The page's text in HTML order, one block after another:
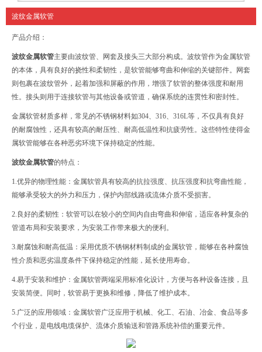
波纹金属软管
产品介绍：
波纹金属软管主要由波纹管、网套及接头三大部分构成。波纹管作为金属软管
的本体，具有良好的挠性和柔韧性，是软管能够弯曲和伸缩的关键部件。网套
则包裹在波纹管外，起着加强和屏蔽的作用，增强了软管的整体强度和耐用
性。接头则用于连接软管与其他设备或管道，确保系统的连贯性和密封性。
金属软管材质多样，常见的不锈钢材料如304、316、316L等，不仅具有良好
的耐腐蚀性，还具有较高的耐压性、耐高低温性和抗疲劳性。这些特性使得金
属软管能够在各种恶劣环境下保持稳定的性能。
波纹金属软管的特点：
1.优异的物理性能：金属软管具有较高的抗拉强度、抗压强度和抗弯曲性能，
能够承受较大的外力和压力，保护内部线路或流体介质不受损害。
2.良好的柔韧性：软管可以在较小的空间内自由弯曲和伸缩，适应各种复杂的
管道布局和安装要求，为安装工作带来极大的便利。
3.耐腐蚀和耐高低温：采用优质不锈钢材料制成的金属软管，能够在各种腐蚀
性介质和恶劣温度条件下保持稳定的性能，延长使用寿命。
4.易于安装和维护：金属软管两端采用标准化设计，方便与各种设备连接，且
安装简便。同时，软管易于更换和维修，降低了维护成本。
5.广泛的应用领域：金属软管广泛应用于机械、化工、石油、冶金、食品等多
个行业，是电线电缆保护、流体介质输送和管路系统补偿的重要元件。